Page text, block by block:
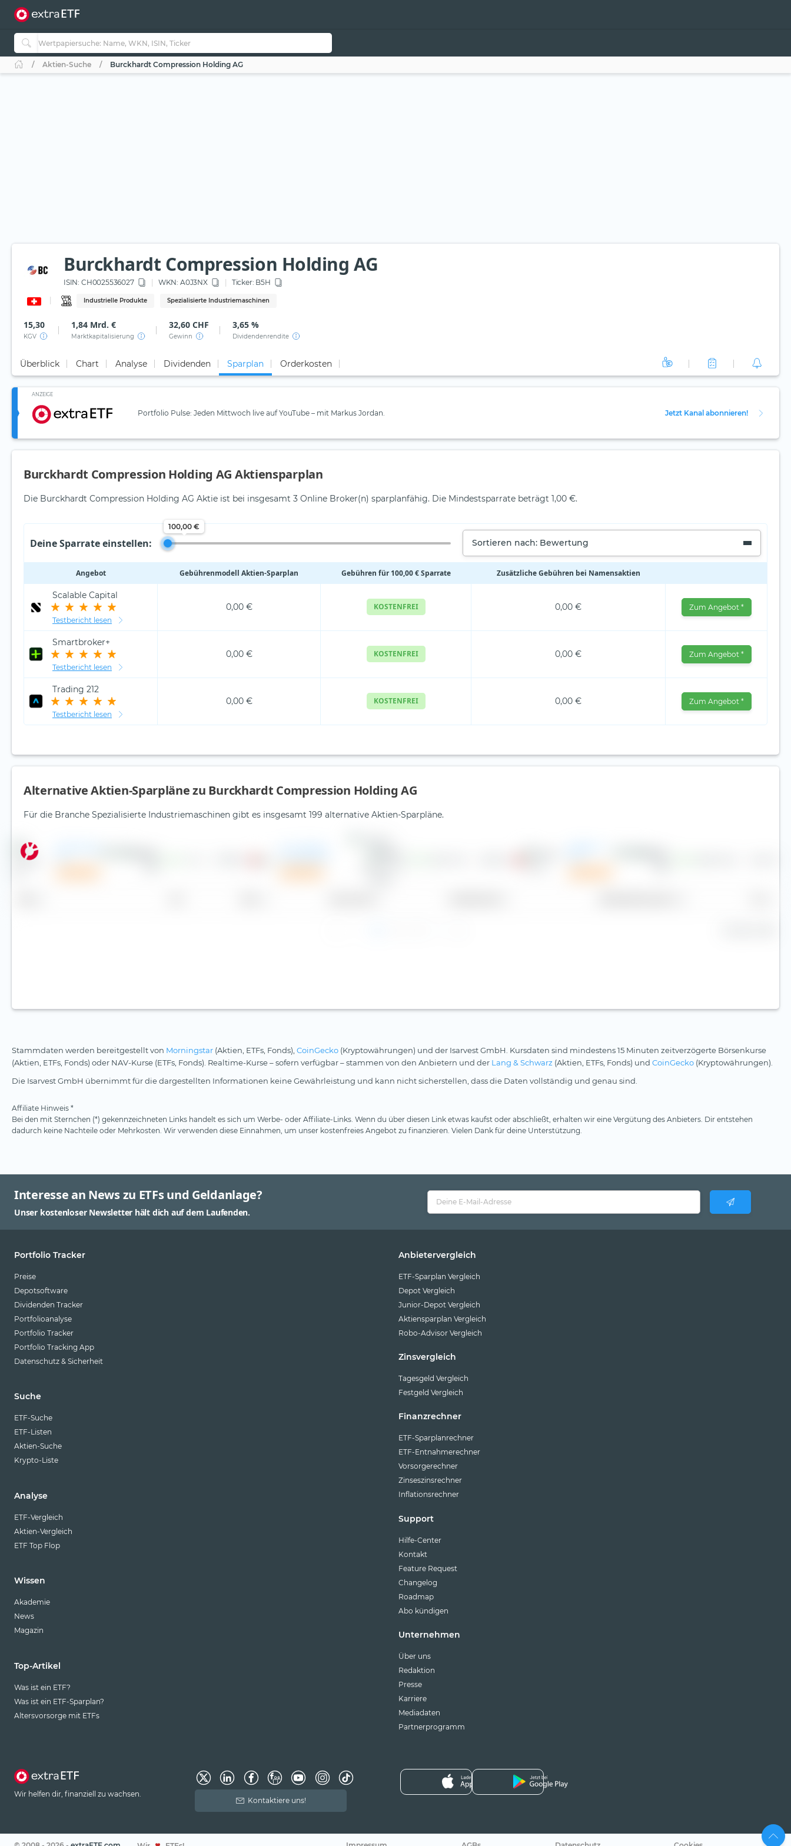
Aktien-Suche Burckhardt Compression Holding AG
Burckhardt Compression Holding AG
ISIN: CH0025536027 WKN: A0J3NX Ticker: B5H
Industrielle Produkte Spezialisierte Industriemaschinen
15,30
KGV
1,84 Mrd. €
Marktkapitalisierung
32,60 CHF
Gewinn
3,65 %
Dividendenrendite
Überblick Chart Analyse Dividenden Sparplan Orderkosten
ANZEIGE
Portfolio Pulse: Jeden Mittwoch live auf YouTube – mit Markus Jordan. Jetzt Kanal abonnieren!
Burckhardt Compression Holding AG Aktiensparplan
Die Burckhardt Compression Holding AG Aktie ist bei insgesamt 3 Online Broker(n) sparplanfähig. Die Mindestsparrate beträgt 1,00 €.
Deine Sparrate einstellen:
100,00 €
Sortieren nach: Bewertung
Angebot Gebührenmodell Aktien‑Sparplan Gebühren für 100,00 € Sparrate Zusätzliche Gebühren bei Namensaktien
Scalable Capital
Testbericht lesen
0,00 € KOSTENFREI 0,00 € Zum Angebot *
Smartbroker+
Testbericht lesen
0,00 € KOSTENFREI 0,00 € Zum Angebot *
Trading 212
Testbericht lesen
0,00 € KOSTENFREI 0,00 € Zum Angebot *
Alternative Aktien-Sparpläne zu Burckhardt Compression Holding AG
Für die Branche Spezialisierte Industriemaschinen gibt es insgesamt 199 alternative Aktien-Sparpläne.
Stammdaten werden bereitgestellt von Morningstar (Aktien, ETFs, Fonds), CoinGecko (Kryptowährungen) und der Isarvest GmbH. Kursdaten sind mindestens 15 Minuten zeitverzögerte Börsenkurse
(Aktien, ETFs, Fonds) oder NAV-Kurse (ETFs, Fonds). Realtime-Kurse – sofern verfügbar – stammen von den Anbietern und der Lang & Schwarz (Aktien, ETFs, Fonds) und CoinGecko (Kryptowährungen).
Die Isarvest GmbH übernimmt für die dargestellten Informationen keine Gewährleistung und kann nicht sicherstellen, dass die Daten vollständig und genau sind.
Affiliate Hinweis *
Bei den mit Sternchen (*) gekennzeichneten Links handelt es sich um Werbe- oder Affiliate-Links. Wenn du über diesen Link etwas kaufst oder abschließt, erhalten wir eine Vergütung des Anbieters. Dir entstehen
dadurch keine Nachteile oder Mehrkosten. Wir verwenden diese Einnahmen, um unser kostenfreies Angebot zu finanzieren. Vielen Dank für deine Unterstützung.
Interesse an News zu ETFs und Geldanlage?
Unser kostenloser Newsletter hält dich auf dem Laufenden.
Portfolio Tracker
Preise
Depotsoftware
Dividenden Tracker
Portfolioanalyse
Portfolio Tracker
Portfolio Tracking App
Datenschutz & Sicherheit
Suche
ETF-Suche
ETF-Listen
Aktien-Suche
Krypto-Liste
Analyse
ETF-Vergleich
Aktien-Vergleich
ETF Top Flop
Wissen
Akademie
News
Magazin
Top-Artikel
Was ist ein ETF?
Was ist ein ETF-Sparplan?
Altersvorsorge mit ETFs
Anbietervergleich
ETF-Sparplan Vergleich
Depot Vergleich
Junior-Depot Vergleich
Aktiensparplan Vergleich
Robo-Advisor Vergleich
Zinsvergleich
Tagesgeld Vergleich
Festgeld Vergleich
Finanzrechner
ETF-Sparplanrechner
ETF-Entnahmerechner
Vorsorgerechner
Zinseszinsrechner
Inflationsrechner
Support
Hilfe-Center
Kontakt
Feature Request
Changelog
Roadmap
Abo kündigen
Unternehmen
Über uns
Redaktion
Presse
Karriere
Mediadaten
Partnerprogramm
Wir helfen dir, finanziell zu wachsen.
Kontaktiere uns!